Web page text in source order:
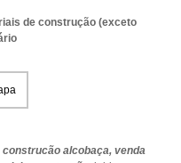
de construção (exceto
alcobaça, venda